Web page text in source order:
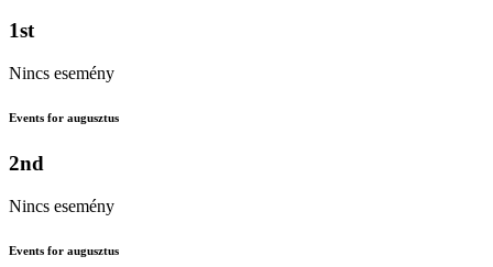
1st
Nincs esemény
Events for augusztus
2nd
Nincs esemény
Events for augusztus